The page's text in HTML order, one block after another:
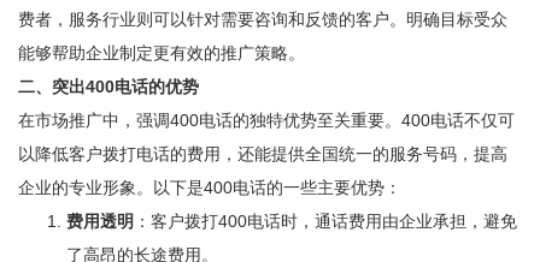
费者，服务行业则可以针对需要咨询和反馈的客户。明确目标受众
能够帮助企业制定更有效的推广策略。
二、突出400电话的优势
在市场推广中，强调400电话的独特优势至关重要。400电话不仅可
以降低客户拨打电话的费用，还能提供全国统一的服务号码，提高
企业的专业形象。以下是400电话的一些主要优势：
费用透明 ：客户拨打400电话时，通话费用由企业承担，避免
了高昂的长途费用。